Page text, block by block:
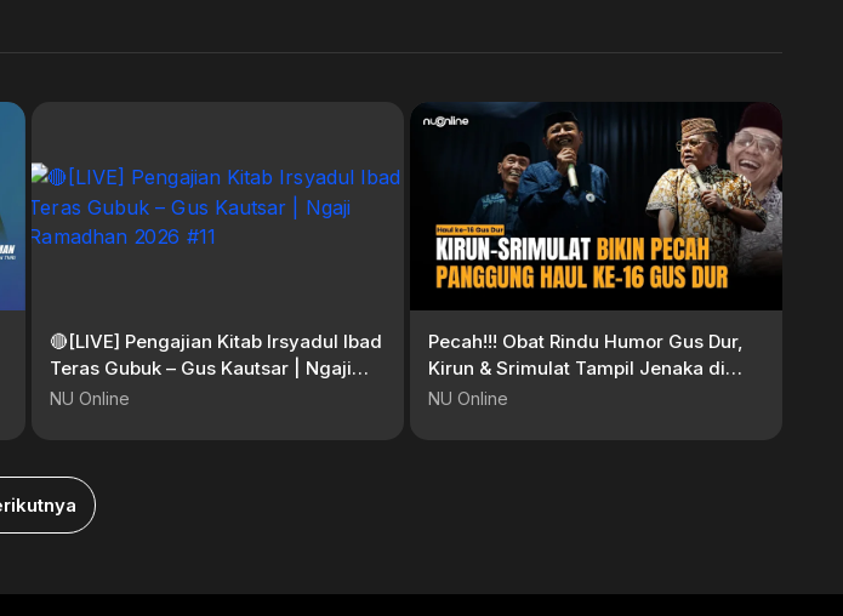
🔴[LIVE] Pengajian Kitab Irsyadul Ibad
Teras Gubuk – Gus Kautsar | Ngaji
Ramadhan 2026 #11
NU Online
Pecah!!! Obat Rindu Humor Gus Dur,
Kirun & Srimulat Tampil Jenaka di
Haul ke-16 Gus Dur
NU Online